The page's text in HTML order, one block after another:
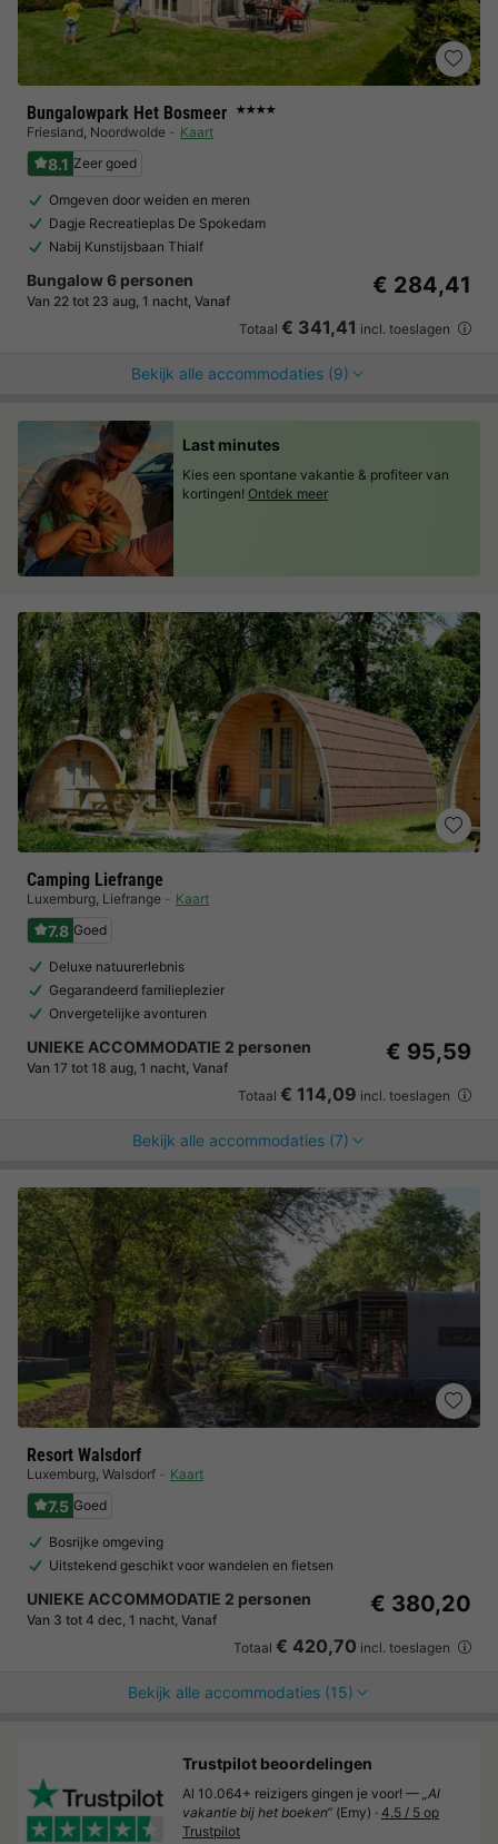
Bungalowpark Het Bosmeer ★★★★
Friesland, Noordwolde Kaart
8.1 Zeer goed
Omgeven door weiden en meren
Dagje Recreatieplas De Spokedam
Nabij Kunstijsbaan Thialf
Bungalow 6 personen
Van 22 tot 23 aug, 1 nacht, Vanaf
€ 284,41
Totaal € 341,41 incl. toeslagen
Bekijk alle accommodaties (9)
Camping Liefrange
Luxemburg, Liefrange Kaart
7.8 Goed
Deluxe natuurerlebnis
Gegarandeerd familieplezier
Onvergetelijke avonturen
UNIEKE ACCOMMODATIE 2 personen
Van 17 tot 18 aug, 1 nacht, Vanaf
€ 95,59
Totaal € 114,09 incl. toeslagen
Bekijk alle accommodaties (7)
Resort Walsdorf
Luxemburg, Walsdorf Kaart
7.5 Goed
Bosrijke omgeving
Uitstekend geschikt voor wandelen en fietsen
UNIEKE ACCOMMODATIE 2 personen
Van 3 tot 4 dec, 1 nacht, Vanaf
€ 380,20
Totaal € 420,70 incl. toeslagen
Bekijk alle accommodaties (15)
Last minutes
Kies een spontane vakantie & profiteer van
kortingen! Ontdek meer
Trustpilot beoordelingen
Al 10.064+ reizigers gingen je voor! — „Al
vakantie bij het boeken“ (Emy) · 4.5 / 5 op
Trustpilot